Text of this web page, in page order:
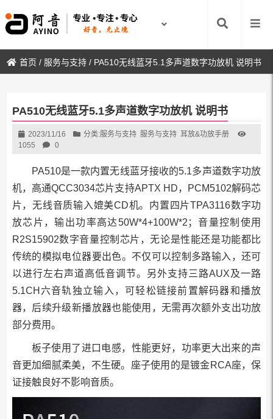
首页 / 服务与支持 / PA510无线蓝牙5.1多声道数字功放机 说明书
PA510无线蓝牙5.1多声道数字功放机 说明书
2023/11/16 分类:服务与支持 服务与支持 耳放&功放手册
1055
0
PA510是一款内置无线蓝牙接收的5.1多声道数字功放
机，高通QCC3034芯片支持APTX HD，PCM5102解码芯
片，无线音质输入媲美CD机。内置四片TPA3116数字功
放芯片，输出功率高达50W*4+100W*2；音量控制使用
R2S15902数字音量控制芯片，无论是性能还是功能都比
传统的模拟电位器要出色。不仅可以控制多路输入，还可
以进行左右声道高低音调节。另外支持三路AUX及一路
5.1CH六音轨独立输入，可轻松链接前置解码器和播放
器，后续升级新播放器也能使用，无需再次额外支出功放
部分费用。
板子使用了进口电感，性能更好，功率更大出来的声
音更加细腻柔美，不生硬。座子使用的是镀金RCA座，保
证接触良好不影响音质。